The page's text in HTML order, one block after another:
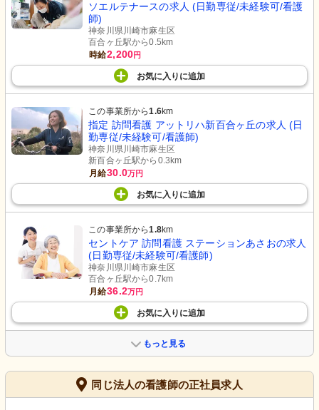
ソエルテナースの求人 (日勤専従/未経験可/看護
師)
神奈川県川崎市麻生区
百合ヶ丘駅から0.5km
時給2,200円
お気に入り に追加
この事業所から1.6km
指定 訪問看護 アットリハ新百合ヶ丘の求人 (日
勤専従/未経験可/看護師)
神奈川県川崎市麻生区
新百合ヶ丘駅から0.3km
月給30.0万円
お気に入り に追加
この事業所から1.8km
セントケア 訪問看護 ステーションあさおの求人
(日勤専従/未経験可/看護師)
神奈川県川崎市麻生区
百合ヶ丘駅から0.7km
月給36.2万円
お気に入り に追加
もっと見る
同じ法人の看護師の正社員求人